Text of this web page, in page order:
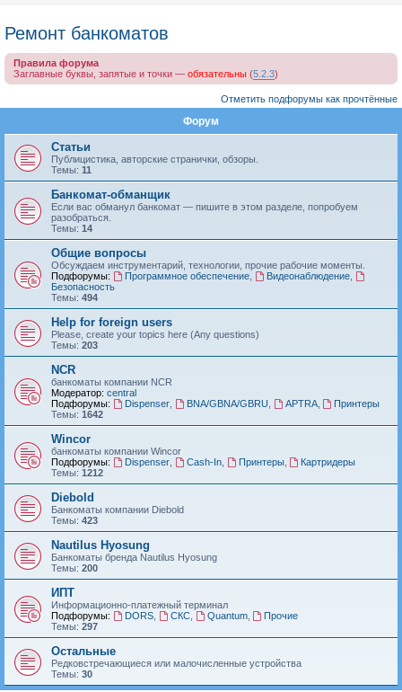
Ремонт банкоматов
Правила форума
Заглавные буквы, запятые и точки — обязательны (5.2.3)
Отметить подфорумы как прочтённые
Форум
Статьи
Публицистика, авторские странички, обзоры.
Темы: 11
Банкомат-обманщик
Если вас обманул банкомат — пишите в этом разделе, попробуем
разобраться.
Темы: 14
Общие вопросы
Обсуждаем инструментарий, технологии, прочие рабочие моменты.
Подфорумы:
Программное обеспечение, Видеонаблюдение,
Безопасность
Темы: 494
Help for foreign users
Please, create your topics here (Any questions)
Темы: 203
NCR
банкоматы компании NCR
Модератор: central
Подфорумы:
Dispenser, BNA/GBNA/GBRU APTRA,
Принтеры
Темы: 1642
Wincor
банкоматы компании Wincor
Подфорумы:
Dispenser, Cash-In, Принтеры,
Картридеры
Темы: 1212
Diebold
Банкоматы компании Diebold
Темы: 423
Nautilus Hyosung
Банкоматы бренда Nautilus Hyosung
Темы: 200
ИПТ
Информационно-платежный терминал
Подфорумы:
DORS, СКС, Quantum,
Прочие
Темы: 297
Остальные
Редковстречающиеся или малочисленные устройства
Темы: 30